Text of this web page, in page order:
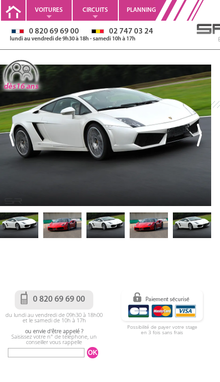
VOITURES CIRCUITS PLANNING
0 820 69 69 00 02 747 03 24
lundi au vendredi de 9h30 à 18h - samedi 10h à 17h
0 820 69 69 00
du lundi au vendredi de 09h30 à 18h00
et le samedi de 10h à 17h
ou envie d'être appelé ?
Saisissez votre n° de téléphone, un
conseiller vous rappelle
Possibilité de payer votre stage
en 3 fois sans frais